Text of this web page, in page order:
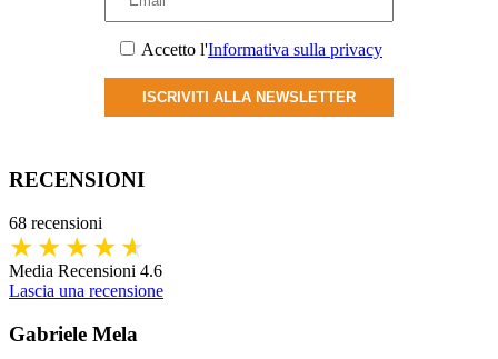
Accetto l'Informativa sulla privacy
ISCRIVITI ALLA NEWSLETTER
RECENSIONI
68 recensioni
Media Recensioni 4.6
Lascia una recensione
Gabriele Mela